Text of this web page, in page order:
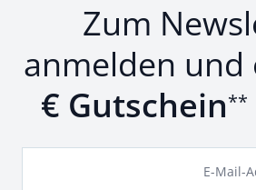
Zum
anmelden und
€ Gutschein**
E-Mail-